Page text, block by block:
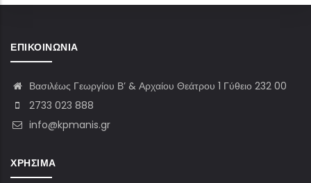
ΕΠΙΚΟΙΝΩΝΊΑ
Βασιλέως Γεωργίου Β’ & Αρχαίου Θεάτρου 1 Γύθειο 232 00
2733 023 888
info@kpmanis.gr
ΧΡΉΣΙΜΑ